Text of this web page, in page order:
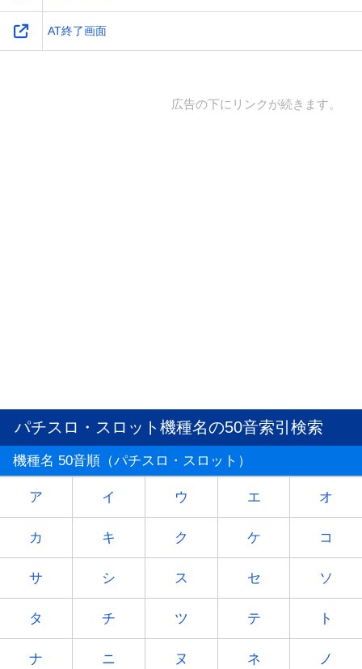
AT終了画面
広告の下にリンクが続きます。
パチスロ・スロット機種名の50音索引検索
機種名 50音順（パチスロ・スロット）
ア イ ウ エ オ
カ キ ク ケ コ
サ シ ス セ ソ
タ チ ツ テ ト
ナ ニ ヌ ネ ノ